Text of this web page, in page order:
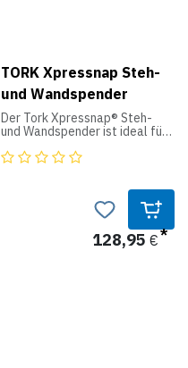
TORK Xpressnap Steh-
und Wandspender
Der Tork Xpressnap® Steh-
und Wandspender ist ideal für
eingeschränktem Service und
Servietten einzeln aus,
verbessert dadurch die
Hygiene und reduziert den
Verbrauch gleichzeitig um
mindestens 25 % gegenüber
128,95 €